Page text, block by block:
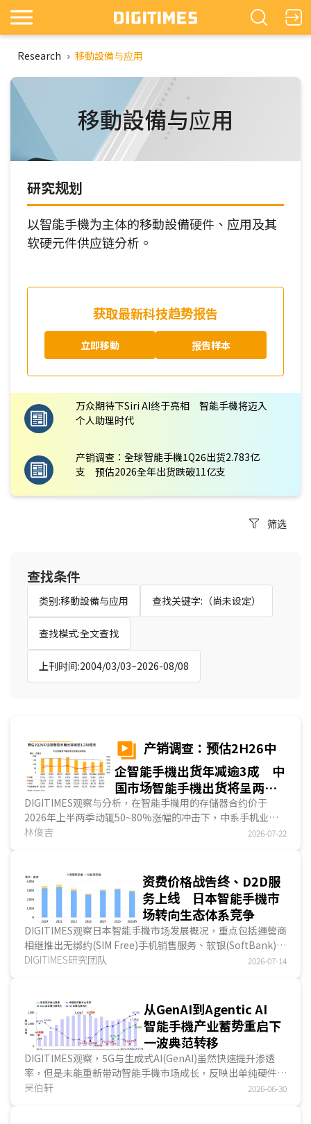
Research › 移動設備与应用
移動設備与应用
研究规划
以智能手機为主体的移動設備硬件、应用及其
软硬元件供应链分析。
获取最新科技趋势报告
立即移動 报告样本
万众期待下Siri AI终于亮相 智能手機将迈入
个人助理时代
产销调查：全球智能手機1Q26出货2.783亿
支 预估2026全年出货跌破11亿支
筛选
查找条件
类别:移動設備与应用 查找关键字:（尚未设定）
查找模式:全文查找
上刊时间:2004/03/03~2026-08/08
产销调查：预估2H26中
企智能手機出货年减逾3成 中
国市场智能手機出货将呈两位
数年减
DIGITIMES观察与分析，在智能手機用的存儲器合约价于
2026年上半两季动辄50~80%涨幅的冲击下，中系手机业者
不仅大幅削减中低价机款出货，亦无力于618购物促销档期提
场智能手機2026年第2季出货6,360万支，季减10.7%，与
2025年同期相较，减少11.7%。...
林俊吉 2026-07-22
资费价格战告终、D2D服
务上线 日本智能手機市
场转向生态体系竞争
DIGITIMES观察日本智能手機市场发展概况，重点包括運營商
相继推出无绑约(SIM Free)手机销售服务、软银(SoftBank)宣
布调高资费、日本全面迈入手机直连卫星(Direct-to-
一服务，升级为「生态系统」、「平臺」等整体使用体验。...
DIGITIMES研究团队 2026-07-14
从GenAI到Agentic AI
智能手機产业蓄势重启下
一波典范转移
DIGITIMES观察，5G与生成式AI(GenAI)虽然快速提升渗透
率，但是未能重新带动智能手機市场成长，反映出单纯硬件升
级与功能强化已难创造新的换机需求。从2026年G...
吴伯轩 2026-06-30